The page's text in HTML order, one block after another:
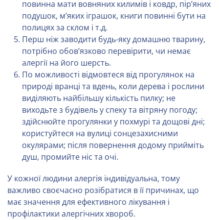
повинна мати вовняних килимів і ковдр, пір’яних
подушок, м’яких іграшок, книги повинні бути на
полицях за склом і т.д.
Перш ніж заводити будь-яку домашню тварину,
потрібно обов’язково перевірити, чи немає
алергії на його шерсть.
По можливості відмовтеся від прогулянок на
природі вранці та вдень, коли дерева і рослини
виділяють найбільшу кількість пилку; не
виходьте з будівель у спеку та вітряну погоду;
здійснюйте прогулянки у похмурі та дощові дні;
користуйтеся на вулиці сонцезахисними
окулярами; після повернення додому прийміть
душ, промийте ніс та очі.
У кожної людини алергія індивідуальна, тому
важливо своєчасно розібратися в її причинах, що
має значення для ефективного лікування і
профілактики алергічних хвороб.